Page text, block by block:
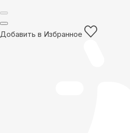
Добавить в Избранное